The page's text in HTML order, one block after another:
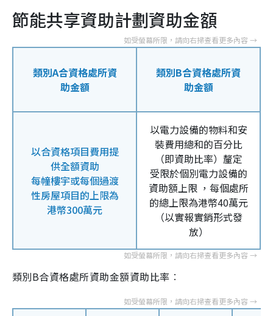
節能共享資助計劃資助金額
類別A合資格處所資
助金額
類別B合資格處所資
助金額
以合資格項目費用提
供全額資助
每幢樓宇或每個過渡
性房屋項目的上限為
港幣300萬元
以電力設備的物料和安
裝費用總和的百分比
（即資助比率）釐定
受限於個別電力設備的
資助額上限 ，每個處所
的總上限為港幣40萬元
（以實報實銷形式發
放）
類別B合資格處所資助金額資助比率︰